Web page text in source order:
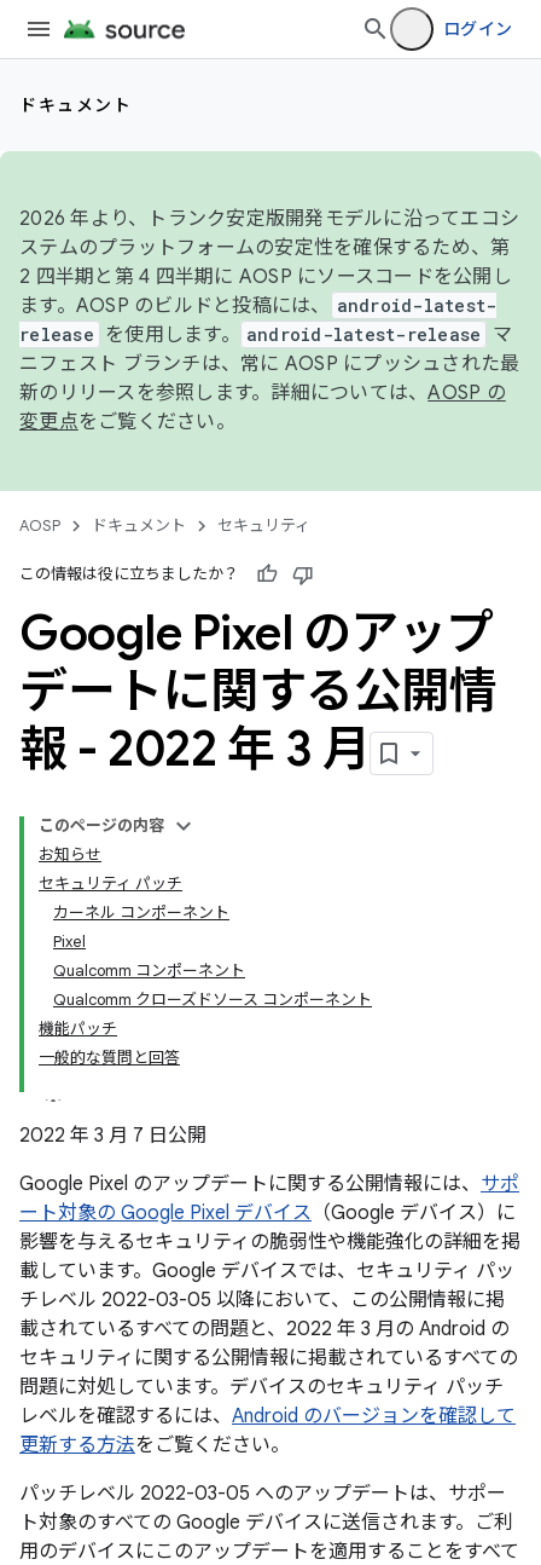
ログイン
ドキュメント
2026 年より、トランク安定版開発モデルに沿ってエコシ
ステムのプラットフォームの安定性を確保するため、第
2 四半期と第 4 四半期に AOSP にソースコードを公開し
ます。AOSP のビルドと投稿には、
android-latest-
release
を使用します。 android-latest-release
マ
ニフェスト ブランチは、常に AOSP にプッシュされた最
新のリリースを参照します。詳細については、AOSP の
変更点をご覧ください。
AOSP ドキュメント セキュリティ
この情報は役に立ちましたか？
Google Pixel のアップ
デートに関する公開情
報 - 2022 年 3 月
このページの内容
お知らせ
セキュリティ パッチ
カーネル コンポーネント
Pixel
Qualcomm コンポーネント
Qualcomm クローズドソース コンポーネント
機能パッチ
一般的な質問と回答
2022 年 3 月 7 日公開
Google Pixel のアップデートに関する公開情報には、 サポ
ート対象の Google Pixel デバイス （Google デバイス）に
影響を与えるセキュリティの脆弱性や機能強化の詳細を掲
載しています。Google デバイスでは、セキュリティ パッ
チレベル 2022-03-05 以降において、この公開情報に掲
載されているすべての問題と、2022 年 3 月の Android の
セキュリティに関する公開情報に掲載されているすべての
問題に対処しています。デバイスのセキュリティ パッチ
レベルを確認するには、 Android のバージョンを確認して
更新する方法をご覧ください。
パッチレベル 2022-03-05 へのアップデートは、サポー
ト対象のすべての Google デバイスに送信されます。ご利
用のデバイスにこのアップデートを適用することをすべて